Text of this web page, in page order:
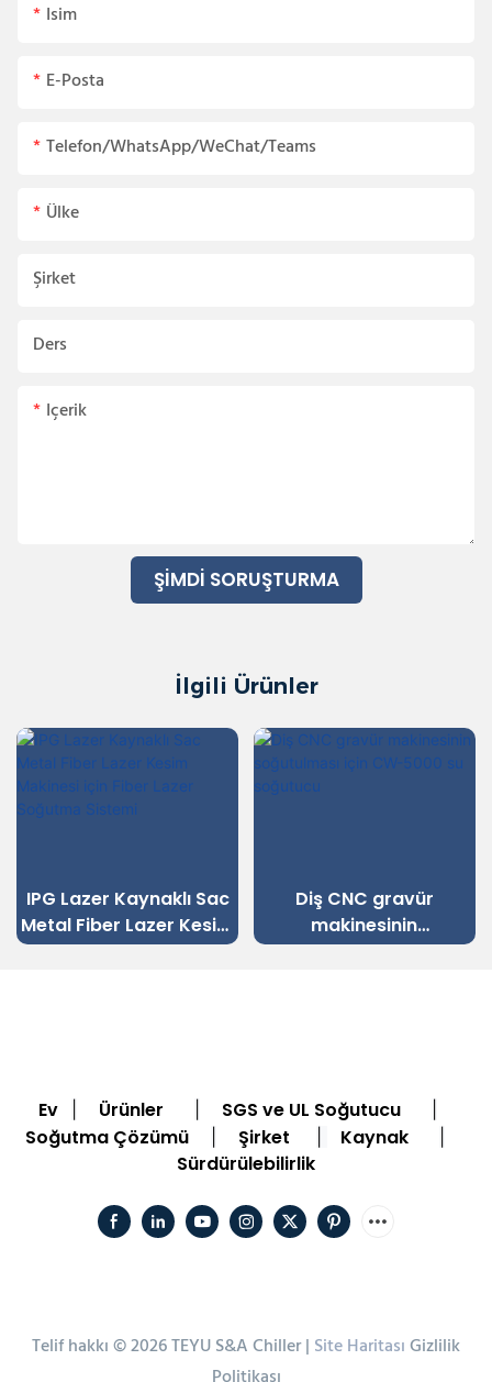
Isim
E-Posta
Telefon/WhatsApp/WeChat/Teams
Ülke
Şirket
Ders
Içerik
ŞIMDI SORUŞTURMA
İlgili Ürünler
IPG Lazer Kaynaklı Sac
Metal Fiber Lazer Kesim
Makinesi için Fiber Lazer
Diş CNC gravür
makinesinin
soğutulması için CW-
Ev Ürünler SGS ve UL Soğutucu
Soğutma Çözümü Şirket Kaynak
Sürdürülebilirlik
Telif hakkı © 2026 TEYU S&A Chiller | Site HaritasıGizlilik